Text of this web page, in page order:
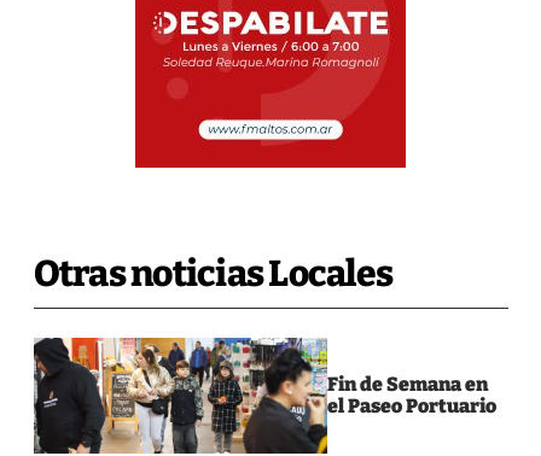
Otras noticias Locales
Fin de Semana en
el Paseo Portuario